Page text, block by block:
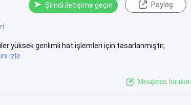
Şimdi iletişime geçin Paylaş
yüksek gerilimli hat işlemleri için tasarlanmıştır,
izle
Mesajınızı bırakın.